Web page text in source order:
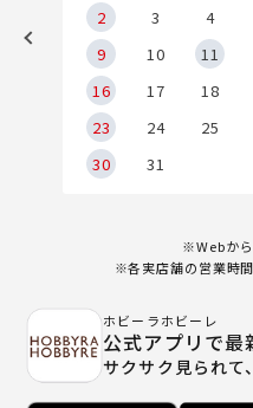
2
3 4
9
10 11
16
17 18
23
24 25
30
31
※Webから
※各実店舗の営業時
ホビーラホビーレ
公式アプリで最
サクサク見られ